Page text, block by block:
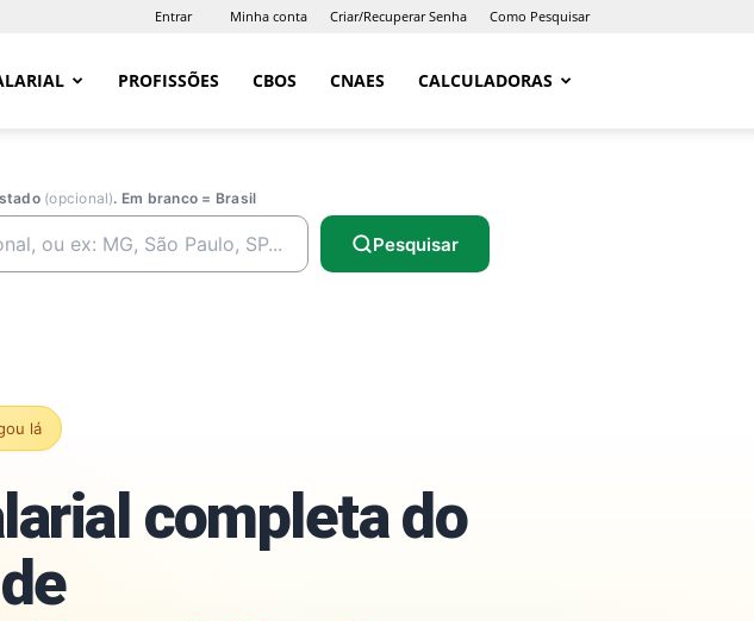
Entrar Minha conta Criar/Recuperar Senha Como Pesquisar
PROFISSÕES CBOS CNAES CALCULADORAS
(opcional). Em branco = Brasil
Pesquisar
lá
completa do